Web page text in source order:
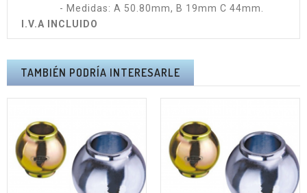
- Medidas: A 50.80mm, B 19mm C 44mm.
I.V.A INCLUIDO
TAMBIÉN PODRÍA INTERESARLE